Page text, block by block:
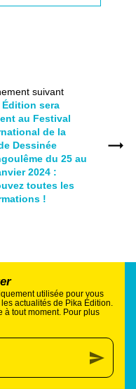
suivant
Édition sera
au Festival
de la
Dessinée
du 25 au
2024 :
toutes les
!
utilisée pour vous
actualités de Pika Édition.
à tout moment. Pour plus
send